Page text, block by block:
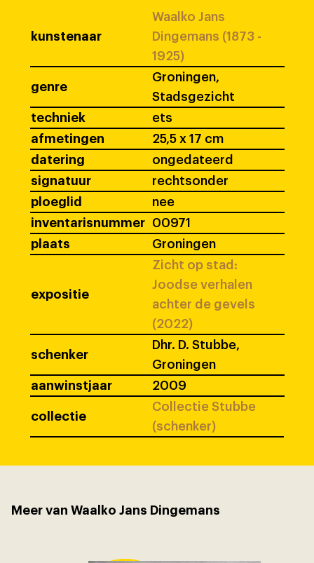
kunstenaar
Waalko Jans
Dingemans (1873 -
1925)
genre
Groningen,
Stadsgezicht
techniek
ets
afmetingen
25,5 x 17 cm
datering
ongedateerd
signatuur
rechtsonder
ploeglid
nee
inventarisnummer
00971
plaats
Groningen
expositie
Zicht op stad:
Joodse verhalen
achter de gevels
(2022)
schenker
Dhr. D. Stubbe,
Groningen
aanwinstjaar
2009
collectie
Collectie Stubbe
(schenker)
Meer van Waalko Jans Dingemans